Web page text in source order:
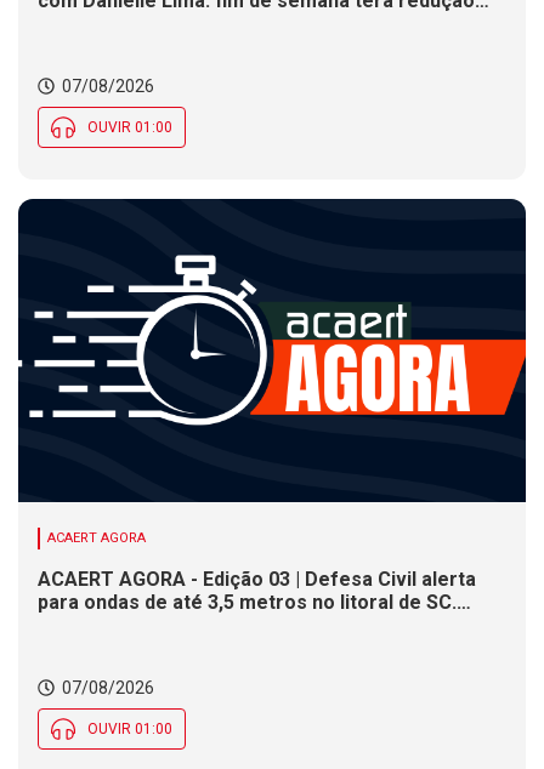
07/08/2026
OUVIR 01:00
ACAERT AGORA
ACAERT AGORA - Edição 03 | Defesa Civil alerta
para ondas de até 3,5 metros no litoral de SC.
07/08/2026
OUVIR 01:00